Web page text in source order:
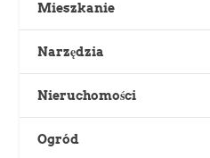
Mieszkanie
Narzędzia
Nieruchomości
Ogród